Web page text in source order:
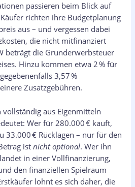
passieren beim Blick auf
richten ihre Budgetplanung
aus – und vergessen dabei
die nicht mitfinanziert
beträgt die Grunderwerbsteuer
Hinzu kommen etwa 2 % für
3,57 %
Zusatzgebühren.
vollständig aus Eigenmitteln
Wer für 280.000 € kauft,
33.000 € Rücklagen – nur für den
istnicht optional. Wer ihn
in einer Vollfinanzierung,
den finanziellen Spielraum
lohnt es sich daher, die